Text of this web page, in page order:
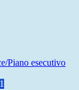
Piano esecutivo
1